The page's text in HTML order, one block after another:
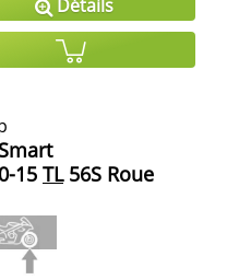
Détails
15 TL56S Roue